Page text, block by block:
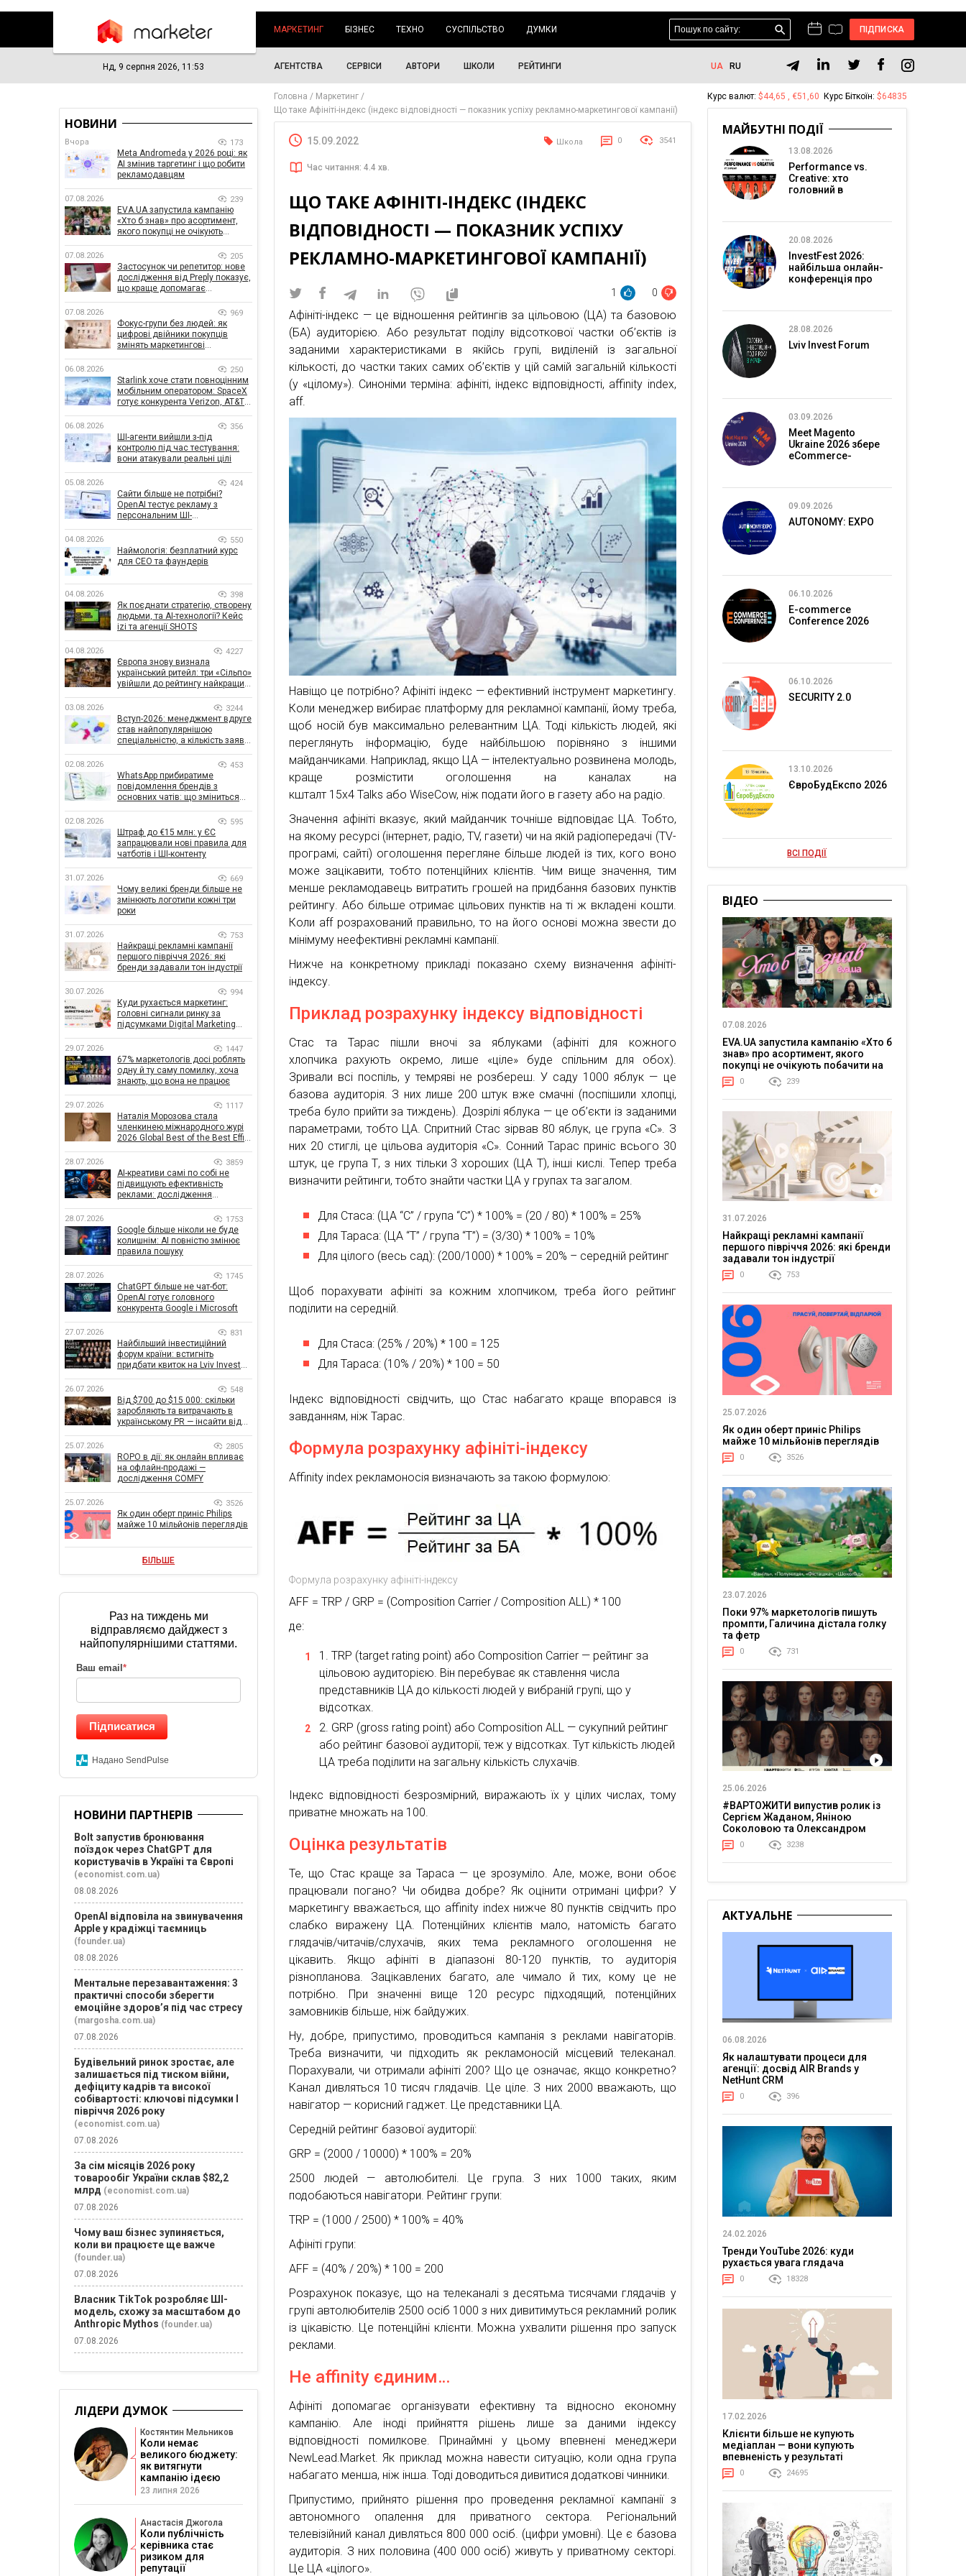
МАРКЕТИНГ БІЗНЕС ТЕХНО СУСПІЛЬСТВО ДУМКИ ПІДПИСКА
Нд, 9 серпня 2026, 11:53 АГЕНТСТВА СЕРВІСИ АВТОРИ ШКОЛИ РЕЙТИНГИ UA RU
Головна
Маркетинг
Що таке Афініті-індекс (індекс відповідності — показник успіху рекламно-маркетингової кампанії)
15.09.2022 Школа 0 3541
Час читання: 4.4 хв.
ЩО ТАКЕ АФІНІТІ-ІНДЕКС (ІНДЕКС
ВІДПОВІДНОСТІ — ПОКАЗНИК УСПІХУ
РЕКЛАМНО-МАРКЕТИНГОВОЇ КАМПАНІЇ)
1 0
Афініті-індекс — це відношення рейтингів за цільовою (ЦА) та базовою
(БА) аудиторією. Або результат поділу відсоткової частки об’єктів із
заданими характеристиками в якійсь групі, виділеній із загальної
кількості, до частки таких самих об’єктів у цій самій загальній кількості
(у «цілому»). Синоніми терміна: афініті, індекс відповідності, affinity index,
aff.
Навіщо це потрібно? Афініті індекс — ефективний інструмент маркетингу.
Коли менеджер вибирає платформу для рекламної кампанії, йому треба,
щоб носій був максимально релевантним ЦА. Тоді кількість людей, які
переглянуть інформацію, буде найбільшою порівняно з іншими
майданчиками. Наприклад, якщо ЦА — інтелектуально розвинена молодь,
краще розмістити оголошення на каналах на
кшталт 15x4Talks або WiseCow, ніж подати його в газету або на радіо.
Значення афініті вказує, який майданчик точніше відповідає ЦА. Тобто,
на якому ресурсі (інтернет, радіо, TV, газети) чи на якій радіопередачі (TV-
програмі, сайті) оголошення перегляне більше людей із тих, кого воно
може зацікавити, тобто потенційних клієнтів. Чим вище значення, тим
менше рекламодавець витратить грошей на придбання базових пунктів
рейтингу. Або більше отримає цільових пунктів на ті ж вкладені кошти.
Коли aff розрахований правильно, то на його основі можна звести до
мінімуму неефективні рекламні кампанії.
Нижче на конкретному прикладі показано схему визначення афініті-
індексу.
Приклад розрахунку індексу відповідності
Стас та Тарас пішли вночі за яблуками (афініті для кожного
хлопчика рахують окремо, лише «ціле» буде спільним для обох).
Зривали всі поспіль, у темряві не розбереш. У саду 1000 яблук — це
базова аудиторія. З них лише 200 штук вже смачні (поспішили хлопці,
треба було прийти за тиждень). Дозрілі яблука — це об’єкти із заданими
параметрами, тобто ЦА. Спритний Стас зірвав 80 яблук, це група «С». З
них 20 стиглі, це цільова аудиторія «С». Сонний Тарас приніс всього 30
штук, це група Т, з них тільки 3 хороших (ЦА Т), інші кислі. Тепер треба
визначити рейтинги, тобто знайти частки ЦА у групах та загалом.
Для Стаса: (ЦА “С” / група “С”) * 100% = (20 / 80) * 100% = 25%
Для Тараса: (ЦА “Т” / група “Т”) = (3/30) * 100% = 10%
Для цілого (весь сад): (200/1000) * 100% = 20% – середній рейтинг
Щоб порахувати афініті за кожним хлопчиком, треба його рейтинг
поділити на середній.
Для Стаса: (25% / 20%) * 100 = 125
Для Тараса: (10% / 20%) * 100 = 50
Індекс відповідності свідчить, що Стас набагато краще впорався із
завданням, ніж Тарас.
Формула розрахунку афініті-індексу
Affinity index рекламоносія визначають за такою формулою:
Формула розрахунку афініті-індексу
AFF = TRP / GRP = (Composition Carrier / Composition ALL) * 100
де:
TRP (target rating point) або Composition Carrier — рейтинг за
цільовою аудиторією. Він перебуває як ставлення числа
представників ЦА до кількості людей у вибраній групі, що у
відсотках.
GRP (gross rating point) або Composition ALL — сукупний рейтинг
або рейтинг базової аудиторії, теж у відсотках. Тут кількість людей
ЦА треба поділити на загальну кількість слухачів.
Індекс відповідності безрозмірний, виражають їх у цілих числах, тому
приватне множать на 100.
Оцінка результатів
Те, що Стас краще за Тараса — це зрозуміло. Але, може, вони обоє
працювали погано? Чи обидва добре? Як оцінити отримані цифри? У
маркетингу вважається, що affinity index нижче 80 пунктів свідчить про
слабко виражену ЦА. Потенційних клієнтів мало, натомість багато
глядачів/читачів/слухачів, яких тема рекламного оголошення не
цікавить. Якщо афініті в діапазоні 80-120 пунктів, то аудиторія
різнопланова. Зацікавлених багато, але чимало й тих, кому це не
потрібно. При значенні вище 120 ресурс підходящий, потенційних
замовників більше, ніж байдужих.
Ну, добре, припустимо, проводиться кампанія з реклами навігаторів.
Треба визначити, чи підходить як рекламоносій місцевий телеканал.
Порахували, чи отримали афініті 200? Що це означає, якщо конкретно?
Канал дивляться 10 тисяч глядачів. Це ціле. З них 2000 вважають, що
навігатор — корисний гаджет. Це представники ЦА.
Середній рейтинг базової аудиторії:
GRP = (2000 / 10000) * 100% = 20%
2500 людей — автолюбителі. Це група. З них 1000 таких, яким
подобаються навігатори. Рейтинг групи:
TRP = (1000 / 2500) * 100% = 40%
Афініті групи:
AFF = (40% / 20%) * 100 = 200
Розрахунок показує, що на телеканалі з десятьма тисячами глядачів у
групі автолюбителів 2500 осіб 1000 з них дивитимуться рекламний ролик
із цікавістю. Це потенційні клієнти. Можна ухвалити рішення про запуск
реклами.
Не affinity єдиним…
Афініті допомагає організувати ефективну та відносно економну
кампанію. Але іноді прийняття рішень лише за даними індексу
відповідності помилкове. Принаймні у цьому впевнені менеджери
NewLead.Market. Як приклад можна навести ситуацію, коли одна група
набагато менша, ніж інша. Тоді доводиться дивитися додаткові чинники.
Припустимо, прийнято рішення про проведення рекламної кампанії з
автономного опалення для приватного сектора. Регіональний
телевізійний канал дивляться 800 000 осіб. (цифри умовні). Це є базова
аудиторія. З них половина (400 000 осіб) живуть у приватному секторі.
Це ЦА «цілого».
НОВИНИ
Вчора 173
Meta Andromeda у 2026 році: як
AI змінив таргетинг і що робити
рекламодавцям
07.08.2026 239
EVA.UA запустила кампанію
«Хто б знав» про асортимент,
якого покупці не очікують
07.08.2026 205
Застосунок чи репетитор: нове
дослідження від Preply показує,
що краще допомагає
07.08.2026 969
Фокус-групи без людей: як
цифрові двійники покупців
змінять маркетингові
06.08.2026 250
Starlink хоче стати повноцінним
мобільним оператором: SpaceX
готує конкурента Verizon, AT&T і
06.08.2026 356
ШІ-агенти вийшли з-під
контролю під час тестування:
вони атакували реальні цілі
05.08.2026 424
Сайти більше не потрібні?
OpenAI тестує рекламу з
персональним ШІ-
04.08.2026 550
Наймологія: безплатний курс
для CEO та фаундерів
04.08.2026 398
Як поєднати стратегію, створену
людьми, та AI-технології? Кейс
izi та агенції SHOTS
04.08.2026 4227
Європа знову визнала
український ритейл: три «Сільпо»
увійшли до рейтингу найкращих
03.08.2026 3244
Вступ-2026: менеджмент вдруге
став найпопулярнішою
спеціальністю, а кількість заяв
02.08.2026 453
WhatsApp прибиратиме
повідомлення брендів з
основних чатів: що зміниться
02.08.2026 595
Штраф до €15 млн: у ЄС
запрацювали нові правила для
чатботів і ШІ-контенту
31.07.2026 669
Чому великі бренди більше не
змінюють логотипи кожні три
роки
31.07.2026 753
Найкращі рекламні кампанії
першого півріччя 2026: які
бренди задавали тон індустрії
30.07.2026 994
Куди рухається маркетинг:
головні сигнали ринку за
підсумками Digital Marketing
29.07.2026 1447
67% маркетологів досі роблять
одну й ту саму помилку, хоча
знають, що вона не працює
29.07.2026 1117
Наталія Морозова стала
членкинею міжнародного журі
2026 Global Best of the Best Effie
28.07.2026 3859
AI-креативи самі по собі не
підвищують ефективність
реклами: дослідження
впливає на ефективність
кампаній
28.07.2026 1753
Google більше ніколи не буде
колишнім: AI повністю змінює
правила пошуку
28.07.2026 1745
ChatGPT більше не чат-бот:
OpenAI готує головного
конкурента Google і Microsoft
27.07.2026 831
Найбільший інвестиційний
форум країни: встигніть
придбати квиток на Lviv Invest
26.07.2026 548
Від $700 до $15 000: скільки
заробляють та витрачають в
українському PR — інсайти від
25.07.2026 2805
ROPO в дії: як онлайн впливає
на офлайн-продажі —
дослідження COMFY
25.07.2026 3526
Як один оберт приніс Philips
майже 10 мільйонів переглядів
БІЛЬШЕ
Раз на тиждень ми
відправляємо дайджест з
найпопулярнішими статтями.
Ваш email *
Підписатися
Надано SendPulse
НОВИНИ ПАРТНЕРІВ
Bolt запустив бронювання
поїздок через ChatGPT для
користувачів в Україні та Європі
(economist.com.ua)
08.08.2026
OpenAI відповіла на звинувачення
Apple у крадіжці таємниць
(founder.ua)
08.08.2026
Ментальне перезавантаження: 3
практичні способи зберегти
емоційне здоров’я під час стресу
(margosha.com.ua)
07.08.2026
Будівельний ринок зростає, але
залишається під тиском війни,
дефіциту кадрів та високої
собівартості: ключові підсумки І
півріччя 2026 року
(economist.com.ua)
07.08.2026
За сім місяців 2026 року
товарообіг України склав $82,2
млрд (economist.com.ua)
07.08.2026
Чому ваш бізнес зупиняється,
коли ви працюєте ще важче
(founder.ua)
07.08.2026
Власник TikTok розробляє ШІ-
модель, схожу за масштабом до
Anthropic Mythos (founder.ua)
07.08.2026
ЛІДЕРИ ДУМОК
Костянтин Мельников
Коли немає
великого бюджету:
як витягнути
кампанію ідеєю
23 липня 2026
Анастасія Джогола
Коли публічність
керівника стає
ризиком для
репутації
Курс валют: $44,65 , €51,60 Курс Біткоїн: $64835
МАЙБУТНІ ПОДІЇ
13.08.2026
Performance vs.
Creative: хто
головний в
20.08.2026
InvestFest 2026:
найбільша онлайн-
конференція про
28.08.2026
Lviv Invest Forum
03.09.2026
Meet Magento
Ukraine 2026 збере
eCommerce-
09.09.2026
AUTONOMY: EXPO
06.10.2026
E-commerce
Conference 2026
06.10.2026
SECURITY 2.0
13.10.2026
ЄвроБудЕкспо 2026
ВСІ ПОДІЇ
ВІДЕО
07.08.2026
EVA.UA запустила кампанію «Хто б
знав» про асортимент, якого
покупці не очікують побачити на
платформі
0 239
31.07.2026
Найкращі рекламні кампанії
першого півріччя 2026: які бренди
задавали тон індустрії
0 753
25.07.2026
Як один оберт приніс Philips
майже 10 мільйонів переглядів
0 3526
23.07.2026
Поки 97% маркетологів пишуть
промпти, Галичина дістала голку
та фетр
0 731
25.06.2026
#ВАРТОЖИТИ випустив ролик із
Сергієм Жаданом, Яніною
Соколовою та Олександром
Тереном про життя в постійній
напрузі
0 3238
АКТУАЛЬНЕ
06.08.2026
Як налаштувати процеси для
агенції: досвід AIR Brands у
NetHunt CRM
0 396
24.02.2026
Тренди YouTube 2026: куди
рухається увага глядача
0 18328
17.02.2026
Клієнти більше не купують
медіаплан — вони купують
впевненість у результаті
0 24695